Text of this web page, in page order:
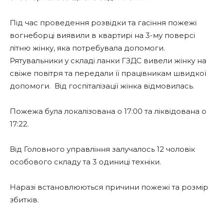
Під час проведення розвідки та гасіння пожежі
вогнеборці виявили в квартирі на 3-му поверсі
літню жінку, яка потребувала допомоги.
Рятувальники у складі ланки ГЗДС вивели жінку на
свіже повітря та передали її працівникам швидкої
допомоги. Від госпіталізації жінка відмовилась.
Пожежа була локалізована о 17:00 та ліквідована о
17:22.
Від Головного управління залучалось 12 чоловік
особового складу та 3 одиниці техніки.
Наразі встановлюються причини пожежі та розмір
збитків.